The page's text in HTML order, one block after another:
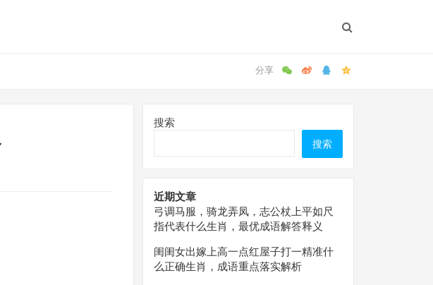
搜索
搜索
近期文章
弓调马服，骑龙弄凤，志公杖上平如尺
指代表什么生肖，最优成语解答释义
闺闺女出嫁上高一点红屋子打一精准什
么正确生肖，成语重点落实解析